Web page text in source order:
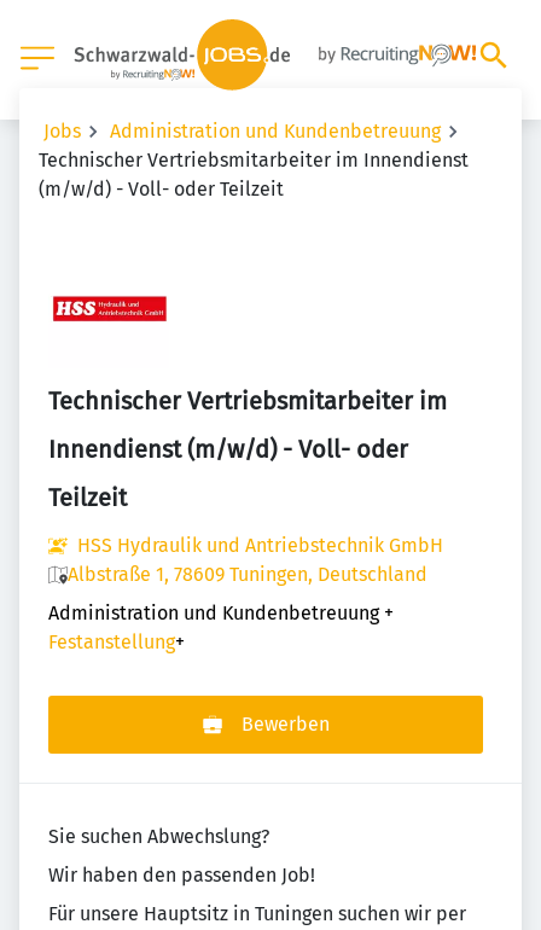
Jobs
Administration und Kundenbetreuung
Technischer Vertriebsmitarbeiter im Innendienst
(m/w/d) - Voll- oder Teilzeit
Technischer Vertriebsmitarbeiter im
Innendienst (m/w/d) - Voll- oder
Teilzeit
HSS Hydraulik und Antriebstechnik GmbH
Albstraße 1, 78609 Tuningen, Deutschland
Administration und Kundenbetreuung +
Festanstellung+
Bewerben
Sie suchen Abwechslung?
Wir haben den passenden Job!
Für unsere Hauptsitz in Tuningen suchen wir per